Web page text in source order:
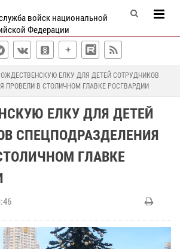
войск национальной
Федерации
ЕЛКУ ДЛЯ ДЕТЕЙ СОТРУДНИКОВ
ПРОВЕЛИ В СТОЛИЧНОМ ГЛАВКЕ РОСГВАРДИИ
ЕЛКУ ДЛЯ ДЕТЕЙ
СПЕЦПОДРАЗДЕЛЕНИЯ
ГЛАВКЕ